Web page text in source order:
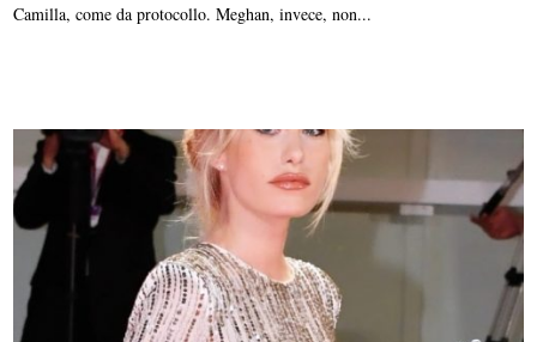
Camilla, come da protocollo. Meghan, invece, non...